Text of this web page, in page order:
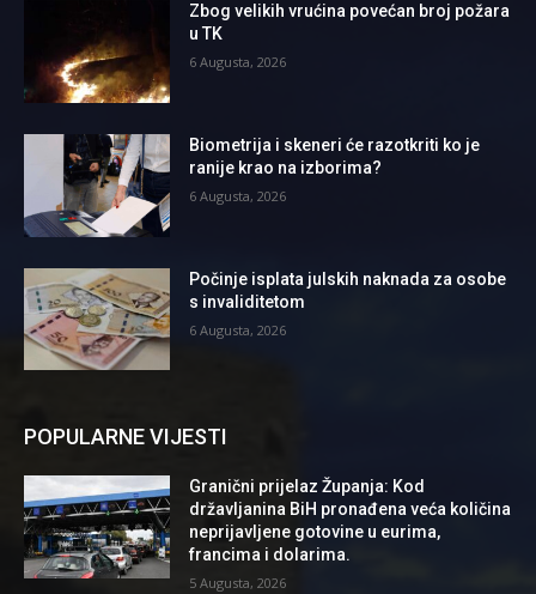
Zbog velikih vrućina povećan broj požara
u TK
6 Augusta, 2026
Biometrija i skeneri će razotkriti ko je
ranije krao na izborima?
6 Augusta, 2026
Počinje isplata julskih naknada za osobe
s invaliditetom
6 Augusta, 2026
POPULARNE VIJESTI
Granični prijelaz Županja: Kod
državljanina BiH pronađena veća količina
neprijavljene gotovine u eurima,
francima i dolarima.
5 Augusta, 2026